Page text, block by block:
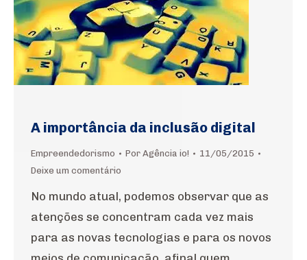
A importância da inclusão digital
Empreendedorismo Por Agência io!
11/05/2015
Deixe um comentário
No mundo atual, podemos observar que as
atenções se concentram cada vez mais
para as novas tecnologias e para os novos